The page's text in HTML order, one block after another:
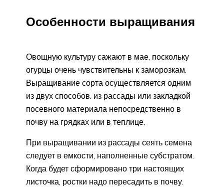
Особенности выращивания
Овощную культуру сажают в мае, поскольку
огурцы очень чувствительны к заморозкам.
Выращивание сорта осуществляется одним
из двух способов: из рассады или закладкой
посевного материала непосредственно в
почву на грядках или в теплице.
При выращивании из рассады сеять семена
следует в емкости, наполненные субстратом.
Когда будет сформировано три настоящих
листочка, ростки надо пересадить в почву.